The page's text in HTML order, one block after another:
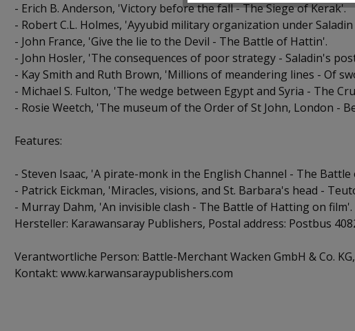
- Erich B. Anderson, 'Victory before the fall - The Siege of Kerak'.
- Robert C.L. Holmes, 'Ayyubid military organization under
- John France, 'Give the lie to the Devil - The Battle of Hattin'.
- John Hosler, 'The consequences of poor strategy - Saladin's
- Kay Smith and Ruth Brown, 'Millions of meandering lines - Of
- Michael S. Fulton, 'The wedge between Egypt and Syria - The
- Rosie Weetch, 'The museum of the Order of St John, London -
Features:
- Steven Isaac, 'A pirate-monk in the English Channel - The Battle
- Patrick Eickman, 'Miracles, visions, and St. Barbara's head -
- Murray Dahm, 'An invisible clash - The Battle of Hatting on film'.
Hersteller: Karawansaray Publishers, Postal address: Postbus
Verantwortliche Person: Battle-Merchant Wacken GmbH & Co.
Kontakt: www.karwansaraypublishers.com